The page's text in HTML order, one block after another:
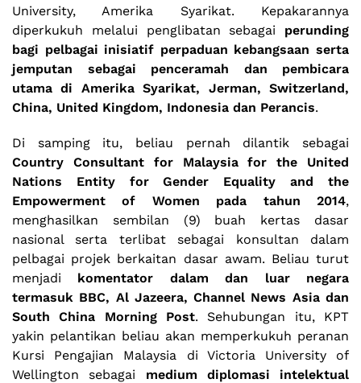
University, Amerika Syarikat. Kepakarannya
diperkukuh melalui penglibatan sebagai perunding
bagi pelbagai inisiatif perpaduan kebangsaan serta
jemputan sebagai penceramah dan pembicara
utama di Amerika Syarikat, Jerman, Switzerland,
China, United Kingdom, Indonesia dan Perancis.
Di samping itu, beliau pernah dilantik sebagai
Country Consultant for Malaysia for the United
Nations Entity for Gender Equality and the
Empowerment of Women pada tahun 2014,
menghasilkan sembilan (9) buah kertas dasar
nasional serta terlibat sebagai konsultan dalam
pelbagai projek berkaitan dasar awam. Beliau turut
menjadi komentator dalam dan luar negara
termasuk BBC, Al Jazeera, Channel News Asia dan
South China Morning Post. Sehubungan itu, KPT
yakin pelantikan beliau akan memperkukuh peranan
Kursi Pengajian Malaysia di Victoria University of
Wellington sebagai medium diplomasi intelektual